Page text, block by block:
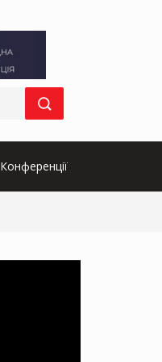
Конференції